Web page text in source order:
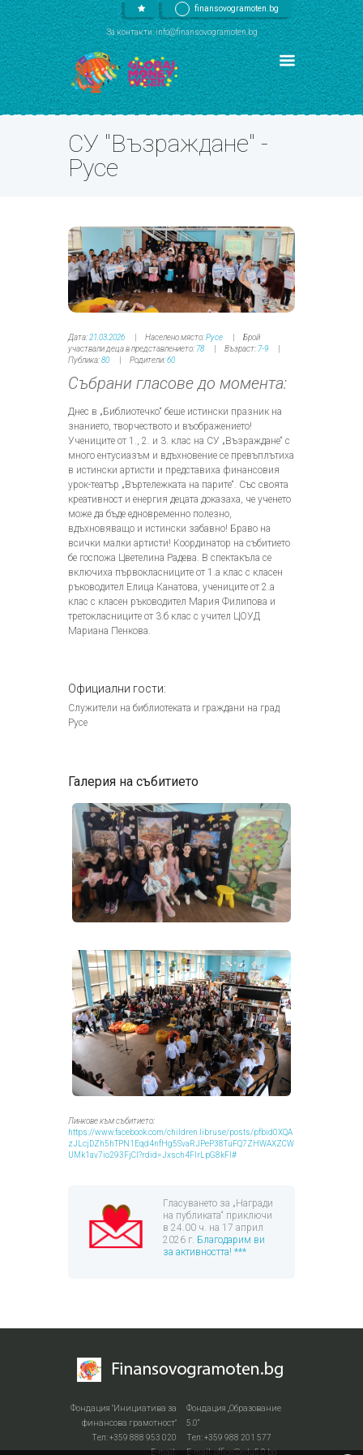
finansovogramoten.bg
За контакти: info@finansovogramoten.bg
СУ "Възраждане" -
Русе
Дата: 21.03.2026 Населено място:Русе
Брой
участвали деца в представлението: 78 Възраст: 7-9
Публика:80 Родители:60
Събрани гласове до момента:
Днес в „Библиотечко“ беше истински празник на
знанието, творчеството и въображението!
Учениците от 1., 2. и 3. клас на СУ „Възраждане“ с
много ентусиазъм и вдъхновение се превъплътиха
в истински артисти и представиха финансовия
урок-театър „Въртележката на парите“. Със своята
креативност и енергия децата доказаха, че ученето
може да бъде едновременно полезно,
вдъхновяващо и истински забавно! Браво на
всички малки артисти! Координатор на събитието
бе госпожа Цветелина Радева. В спектакъла се
включиха първокласниците от 1.а клас с класен
ръководител Елица Канатова, учениците от 2.а
клас с класен ръководител Мария Филипова и
третокласниците от 3.б клас с учител ЦОУД
Мариана Пенкова.
Официални гости:
Служители на библиотеката и граждани на град
Русе
Галерия на събитието
Линкове към събитието:
https://www.facebook.com/children.libruse/posts/pfbid0XQA
zJLcjDZh5hTPN1Eqd4nfHg5SvaRJPeP38TuFQ7ZHWAXZCW
UMk1av7io293FjCl?rdid=Jxsch4FIrLpG8kFl#
Гласуването за „Награди
на публиката“ приключи
в 24.00 ч. на 17 април
2026 г. Благодарим ви
за активността! ***
Фондация „Образование
5.0“
Тел: +359 988 201 577
Е-mail: office@edu5.0.bg
Фондация "Инициатива за
финансова грамотност"
Тел: +359 888 953 020
Е-mail: